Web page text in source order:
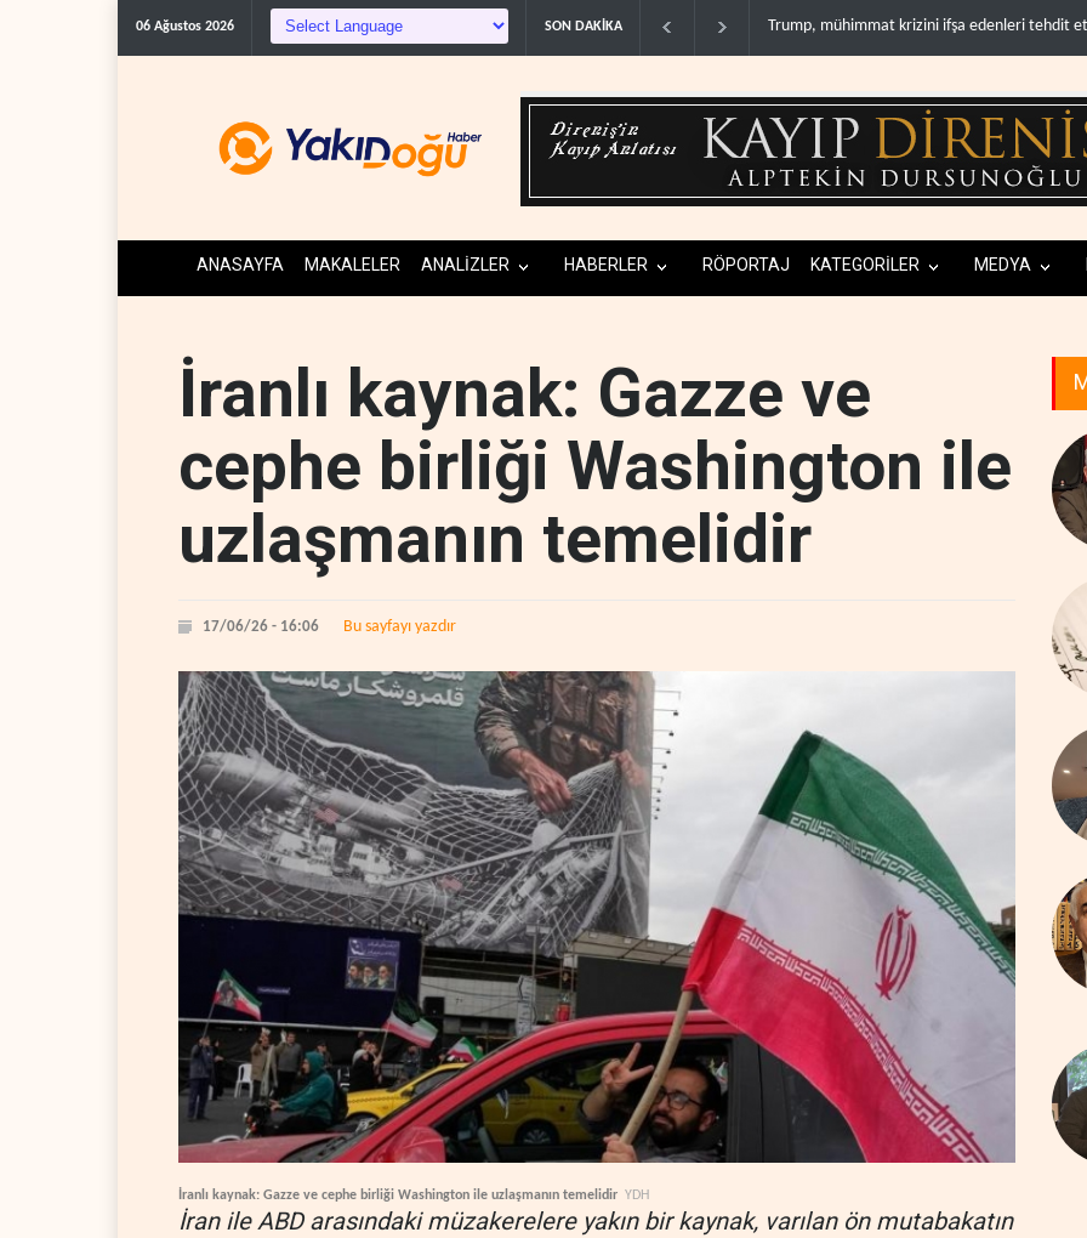
06 Ağustos 2026 SON DAKİKA Demokratlar: Trump Batı Şeria'da işgalci
ANASAYFA MAKALELER ANALİZLER HABERLER RÖPORTAJ KATEGORİLER MEDYA
İranlı kaynak: Gazze ve
cephe birliği Washington ile
uzlaşmanın temelidir
17/06/26 - 16:06 Bu sayfayı yazdır
İranlı kaynak: Gazze ve cephe birliği Washington ile uzlaşmanın temelidir YDH
İran ile ABD arasındaki müzakerelere yakın bir kaynak, varılan ön mutabakatın